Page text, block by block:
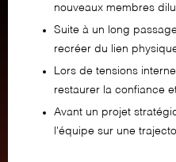
nouveaux membres
Suite à un long
recréer du lien
Lors de tensions
restaurer la confiance
Avant un projet
l'équipe sur une